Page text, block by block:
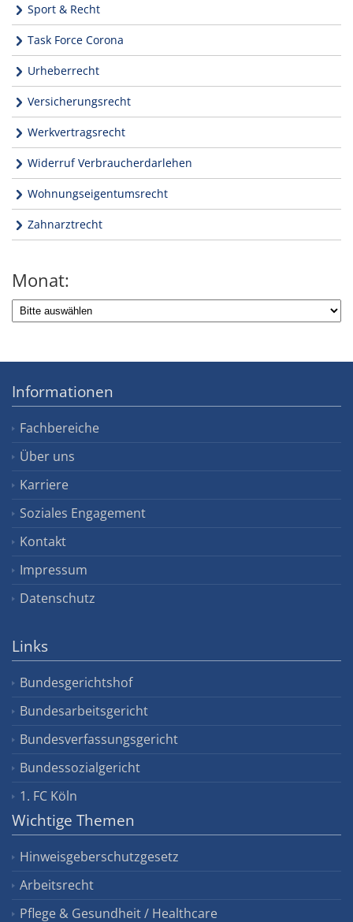
Sport & Recht
Task Force Corona
Urheberrecht
Versicherungsrecht
Werkvertragsrecht
Widerruf Verbraucherdarlehen
Wohnungseigentumsrecht
Zahnarztrecht
Monat:
Informationen
Fachbereiche
Über uns
Karriere
Soziales Engagement
Kontakt
Impressum
Datenschutz
Links
Bundesgerichtshof
Bundesarbeitsgericht
Bundesverfassungsgericht
Bundessozialgericht
1. FC Köln
Wichtige Themen
Hinweisgeberschutzgesetz
Arbeitsrecht
Pflege & Gesundheit / Healthcare